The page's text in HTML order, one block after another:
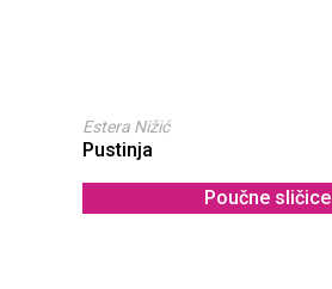
Estera Nižić
Pustinja
Poučne sličice